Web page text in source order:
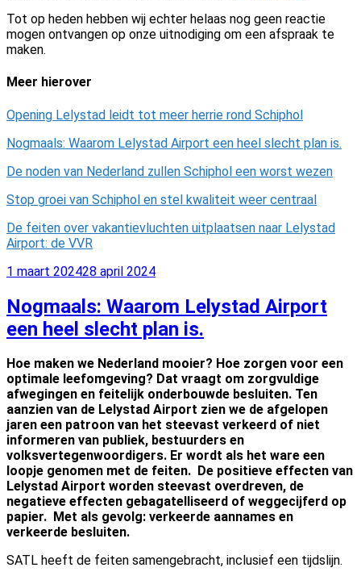
Tot op heden hebben wij echter helaas nog geen reactie
mogen ontvangen op onze uitnodiging om een afspraak te
maken.
Meer hierover
Opening Lelystad leidt tot meer herrie rond Schiphol
Nogmaals: Waarom Lelystad Airport een heel slecht plan is.
De noden van Nederland zullen Schiphol een worst wezen
Stop groei van Schiphol en stel kwaliteit weer centraal
De feiten over vakantievluchten uitplaatsen naar Lelystad
Airport: de VVR
Geplaatst
1 maart 202428 april 2024
Nogmaals: Waarom Lelystad Airport
een heel slecht plan is.
Hoe maken we Nederland mooier? Hoe zorgen voor een
optimale leefomgeving? Dat vraagt om zorgvuldige
afwegingen en feitelijk onderbouwde besluiten. Ten
aanzien van de Lelystad Airport zien we de afgelopen
jaren een patroon van het steevast verkeerd of niet
informeren van publiek, bestuurders en
volksvertegenwoordigers. Er wordt als het ware een
loopje genomen met de feiten. De positieve effecten van
Lelystad Airport worden steevast overdreven, de
negatieve effecten gebagatelliseerd of weggecijferd op
papier. Met als gevolg: verkeerde aannames en
verkeerde besluiten.
SATL heeft de feiten samengebracht, inclusief een tijdslijn.